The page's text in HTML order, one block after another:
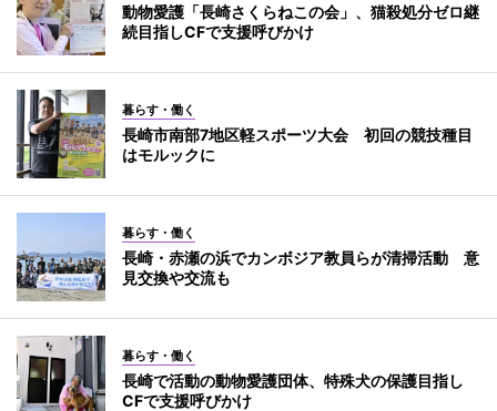
動物愛護「長崎さくらねこの会」、猫殺処分ゼロ継
続目指しCFで支援呼びかけ
暮らす・働く
長崎市南部7地区軽スポーツ大会 初回の競技種目
はモルックに
暮らす・働く
長崎・赤瀬の浜でカンボジア教員らが清掃活動 意
見交換や交流も
暮らす・働く
長崎で活動の動物愛護団体、特殊犬の保護目指し
CFで支援呼びかけ